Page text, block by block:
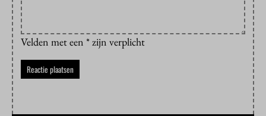
Velden met een * zijn verplicht